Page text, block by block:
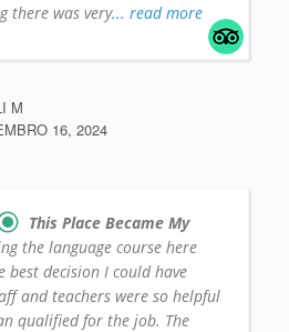
there was very... read more
M
16, 2024
This Place Became My
the language course here
best decision I could have
and teachers were so helpful
qualified for the job. The